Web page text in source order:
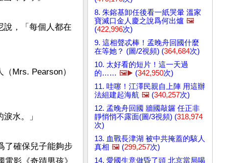
說，「每個人都在
Mrs. Pearson）
水。」
了確保兒子能夠步
8. 朱鎔基卸任後看一紙哭暈 溫家
寶滅口金人慶之說爲何出爐 🖼️
(422,996次)
9. 這相聲忒棒！孟晚舟回國什麼
在等她？ (圖/2視頻) (364,684次)
10. 太好看的短片！這一天過
的…… 🖼️▶️ (342,950次)
11. 哇噻！江澤民親自上陣 用這辦
法組建起海航 🖼️ (340,257次)
12. 孟晚舟回國 牆國敲鑼 任正非
靜悄悄不露面(圖/3視頻) (318,974
次)
13. 血戰長津湖 被中共掩蓋的駭人
真相 🖼️ (299,257次)
14. 愛國生意做昏了頭 北京當局喝